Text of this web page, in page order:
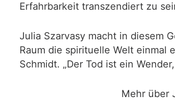
Erfahrbarkeit transzendiert zu
Julia Szarvasy macht in diesem
Raum die spirituelle Welt einmal
Schmidt. „Der Tod ist ein
Mehr über